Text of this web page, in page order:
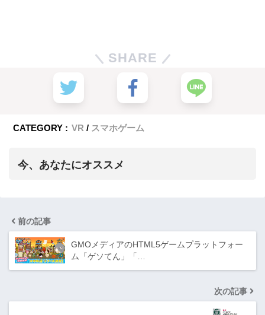
SHARE
CATEGORY : VR スマホゲーム
今、あなたにオススメ
前の記事
GMOメディアのHTML5ゲームプラットフォー
ム「ゲソてん」「…
次の記事